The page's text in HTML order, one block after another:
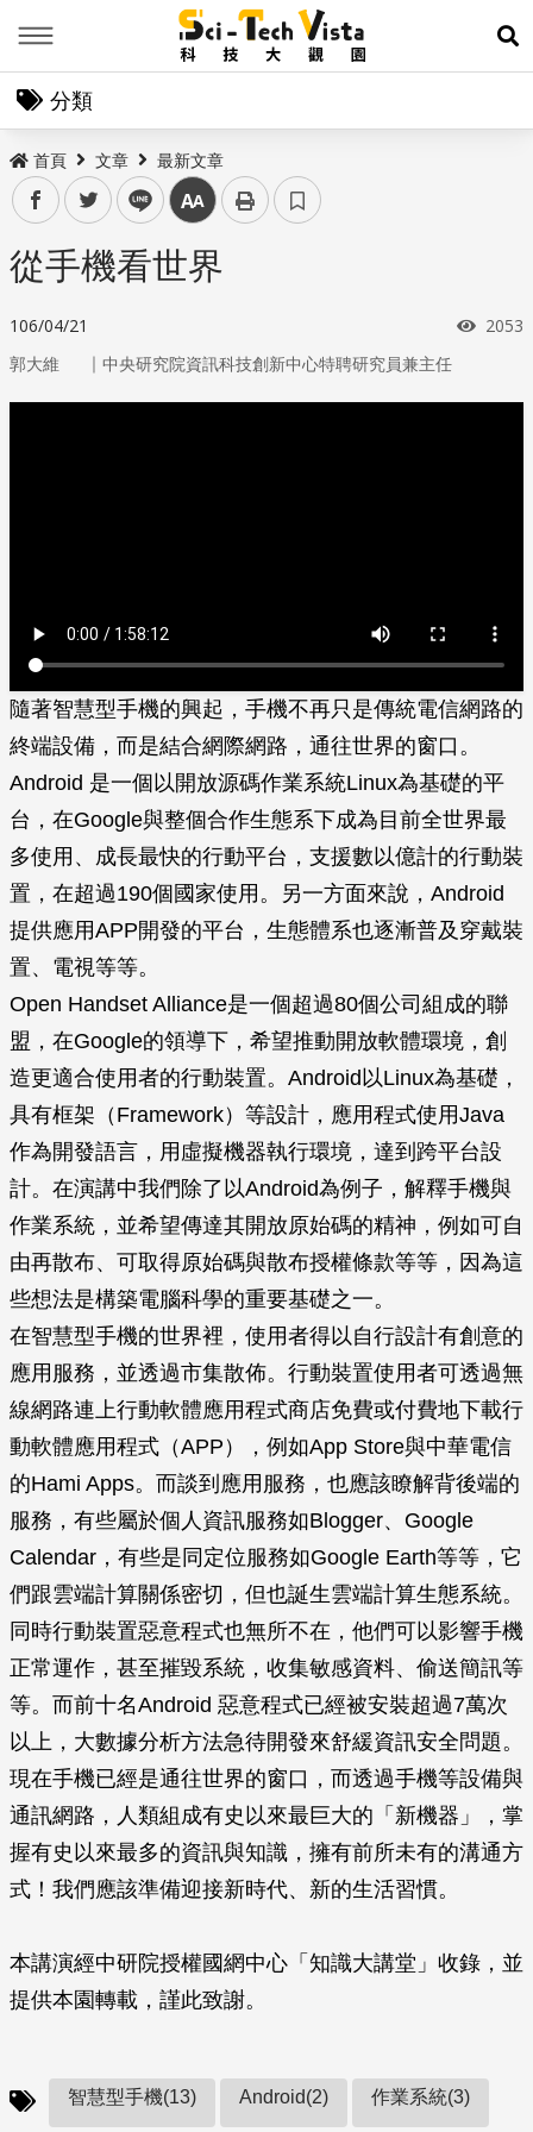
展
分類
首頁 文章 最新文章
facebooktwitter line 中
從手機看世界
106/04/21 瀏覽
2053
郭大維 ｜ 中央研究院資訊科技創新中心特聘研究員兼主任
隨著智慧型手機的興起，手機不再只是傳統電信網路的
終端設備，而是結合網際網路，通往世界的窗口。
Android 是一個以開放源碼作業系統Linux為基礎的平
台，在Google與整個合作生態系下成為目前全世界最
多使用、成長最快的行動平台，支援數以億計的行動裝
置，在超過190個國家使用。另一方面來說，Android
提供應用APP開發的平台，生態體系也逐漸普及穿戴裝
置、電視等等。
Open Handset Alliance是一個超過80個公司組成的聯
盟，在Google的領導下，希望推動開放軟體環境，創
造更適合使用者的行動裝置。Android以Linux為基礎，
具有框架（Framework）等設計，應用程式使用Java
作為開發語言，用虛擬機器執行環境，達到跨平台設
計。在演講中我們除了以Android為例子，解釋手機與
作業系統，並希望傳達其開放原始碼的精神，例如可自
由再散布、可取得原始碼與散布授權條款等等，因為這
些想法是構築電腦科學的重要基礎之一。
在智慧型手機的世界裡，使用者得以自行設計有創意的
應用服務，並透過市集散佈。行動裝置使用者可透過無
線網路連上行動軟體應用程式商店免費或付費地下載行
動軟體應用程式（APP），例如App Store與中華電信
的Hami Apps。而談到應用服務，也應該瞭解背後端的
服務，有些屬於個人資訊服務如Blogger、Google
Calendar，有些是同定位服務如Google Earth等等，它
們跟雲端計算關係密切，但也誕生雲端計算生態系統。
同時行動裝置惡意程式也無所不在，他們可以影響手機
正常運作，甚至摧毀系統，收集敏感資料、偷送簡訊等
等。而前十名Android 惡意程式已經被安裝超過7萬次
以上，大數據分析方法急待開發來舒緩資訊安全問題。
現在手機已經是通往世界的窗口，而透過手機等設備與
通訊網路，人類組成有史以來最巨大的「新機器」，掌
握有史以來最多的資訊與知識，擁有前所未有的溝通方
式！我們應該準備迎接新時代、新的生活習慣。
本講演經中研院授權國網中心「知識大講堂」收錄，並
提供本園轉載，謹此致謝。
智慧型手機(13) Android(2) 作業系統(3)